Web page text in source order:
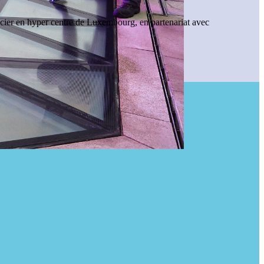
en hyper centre de Luxembourg, en partenariat avec